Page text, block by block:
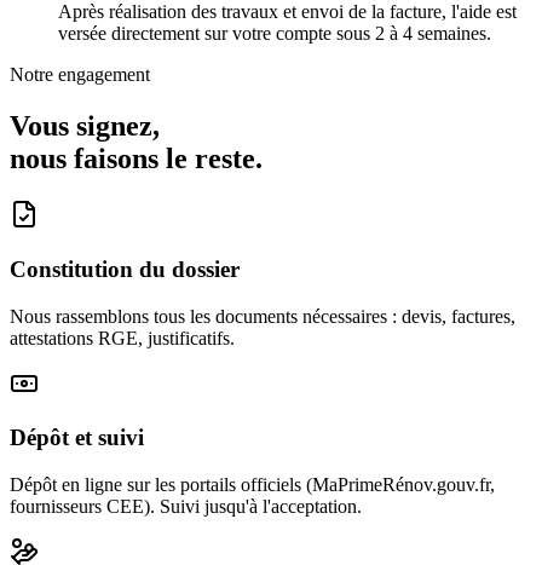
Après réalisation des travaux et envoi de la facture, l'aide est
versée directement sur votre compte sous 2 à 4 semaines.
Notre engagement
Vous signez,
nous faisons le reste.
Constitution du dossier
Nous rassemblons tous les documents nécessaires : devis, factures,
attestations RGE, justificatifs.
Dépôt et suivi
Dépôt en ligne sur les portails officiels (MaPrimeRénov.gouv.fr,
fournisseurs CEE). Suivi jusqu'à l'acceptation.